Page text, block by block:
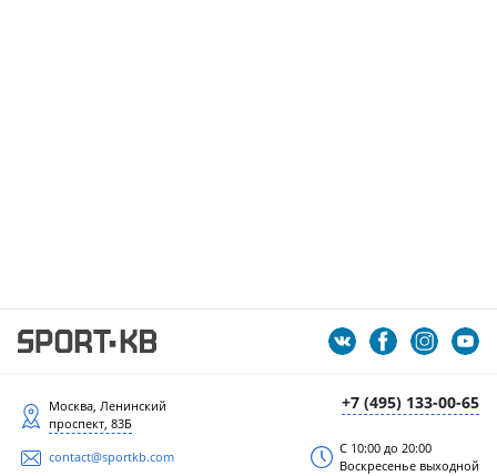
+7 (495) 133-00-65
Москва, Ленинский
проспект, 83Б
contact@sportkb.com
С 10:00 до 20:00
Воскресенье выходной